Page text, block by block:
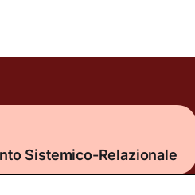
Sistemico-Relazionale